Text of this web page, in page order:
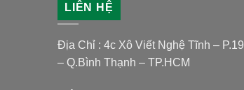
LIÊN HỆ
Địa Chỉ : 4c Xô Viết Nghệ Tĩnh – P.19
– Q.Bình Thạnh – TP.HCM